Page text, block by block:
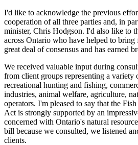
I'd like to acknowledge the previous
cooperation of all three parties and, in
minister, Chris Hodgson. I'd also like to
across Ontario who have helped to
great deal of consensus and has earned
We received valuable input during
from client groups representing a variety
recreational hunting and fishing,
industries, animal welfare, agriculture,
operators. I'm pleased to say that the
Act is strongly supported by an
concerned with Ontario's natural
bill because we consulted, we listened
clients.